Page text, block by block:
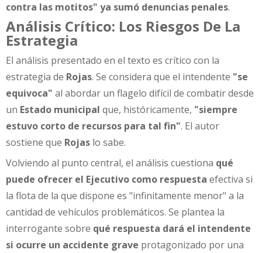
contra las motitos" ya sumó denuncias penales.
Análisis Crítico: Los Riesgos De La
Estrategia
El análisis presentado en el texto es crítico con la
estrategia de Rojas. Se considera que el intendente "se
equivoca" al abordar un flagelo difícil de combatir desde
un Estado municipal que, históricamente, "siempre
estuvo corto de recursos para tal fin". El autor
sostiene que Rojas lo sabe.
Volviendo al punto central, el análisis cuestiona qué
puede ofrecer el Ejecutivo como respuesta efectiva si
la flota de la que dispone es "infinitamente menor" a la
cantidad de vehículos problemáticos. Se plantea la
interrogante sobre qué respuesta dará el intendente
si ocurre un accidente grave protagonizado por una